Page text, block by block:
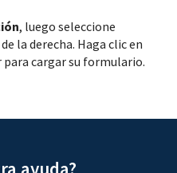
, luego seleccione
la derecha. Haga clic en
cargar su formulario.